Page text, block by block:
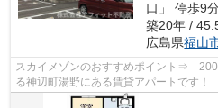
口」 停歩9
築20年 /
広島県福山
スカイメゾンのおすすめポイント⇒
る神辺町湯野にある賃貸アパートです
です。 徒歩約8分の場所に、スーパー...